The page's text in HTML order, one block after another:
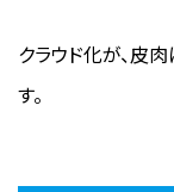
クラウド化が、皮
す。